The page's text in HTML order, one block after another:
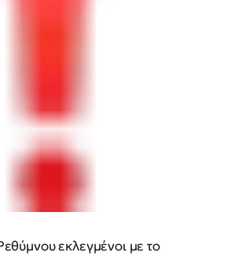
εκλεγμένοι με το